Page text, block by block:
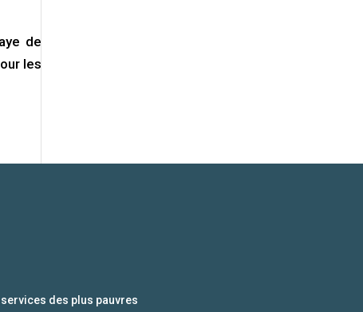
de
les
services des plus pauvres